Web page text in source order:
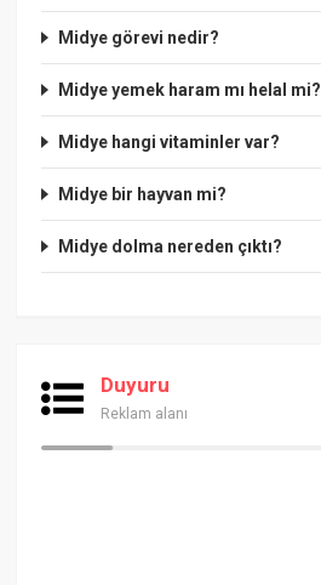
Midye görevi nedir?
Midye yemek haram mı helal mi?
Midye hangi vitaminler var?
Midye bir hayvan mi?
Midye dolma nereden çıktı?
Duyuru
Reklam alanı